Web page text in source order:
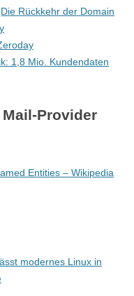
Rückkehr der Domain
1,8 Mio. Kundendaten
Provider
Entities – Wikipedia
modernes Linux in